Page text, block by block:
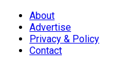
About
Advertise
Privacy & Policy
Contact